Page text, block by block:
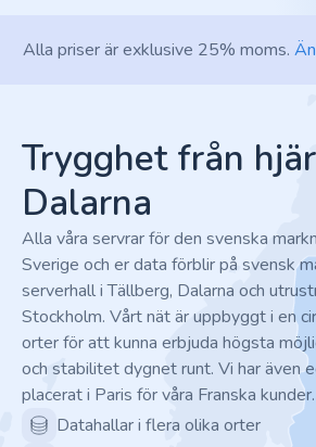
Alla priser är exklusive 25% moms.
Trygghet från
Dalarna
Alla våra servrar för den svenska
Sverige och er data förblir på svensk
serverhall i Tällberg, Dalarna och
Stockholm. Vårt nät är uppbyggt i en
orter för att kunna erbjuda högsta
och stabilitet dygnet runt. Vi har även
placerat i Paris för våra Franska kunder.
Datahallar i flera olika orter